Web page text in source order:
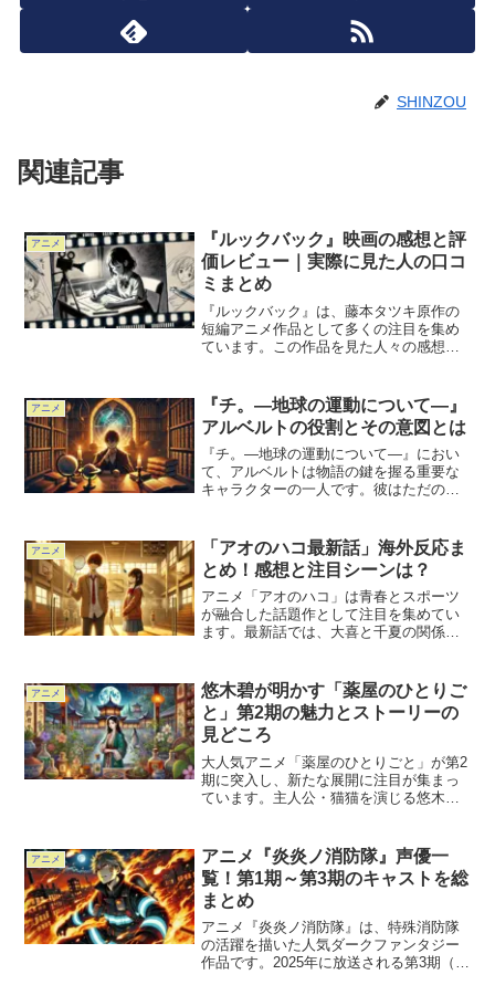
SHINZOU
関連記事
アニメ
『ルックバック』映画の感想と評
価レビュー｜実際に見た人の口コ
ミまとめ
『ルックバック』は、藤本タツキ原作の
短編アニメ作品として多くの注目を集め
ています。この作品を見た人々の感想や
しての魅力や評価ポイントを深掘りし、
実際に視聴した人々の口コ...
アニメ
『チ。―地球の運動について―』
アルベルトの役割とその意図とは
『チ。―地球の運動について―』におい
て、アルベルトは物語の鍵を握る重要な
キャラクターの一人です。彼はただの学
動しています。アルベルトの言動や選択
には、どのような意図が隠...
アニメ
「アオのハコ最新話」海外反応ま
とめ！感想と注目シーンは？
アニメ「アオのハコ」は青春とスポーツ
が融合した話題作として注目を集めてい
ます。最新話では、大喜と千夏の関係の
話に対する海外の反応や注目されたシー
ン、視聴者の感想を詳しく...
アニメ
悠木碧が明かす「薬屋のひとりご
と」第2期の魅力とストーリーの
見どころ
大人気アニメ「薬屋のひとりごと」が第2
期に突入し、新たな展開に注目が集まっ
ています。主人公・猫猫を演じる悠木碧
れました。この記事では、インタビュー
内容や第2期の注目ポイ...
アニメ
アニメ『炎炎ノ消防隊』声優一
覧！第1期～第3期のキャストを総
まとめ
アニメ『炎炎ノ消防隊』は、特殊消防隊
の活躍を描いた人気ダークファンタジー
作品です。2025年に放送される第3期（参